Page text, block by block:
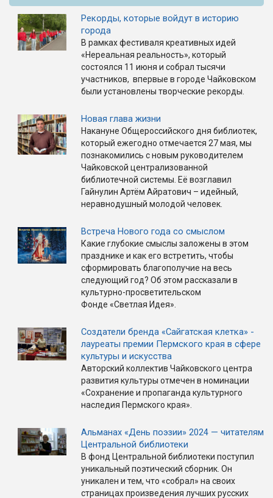
Рекорды, которые войдут в историю
города
В рамках фестиваля креативных идей
«Нереальная реальность», который
состоялся 11 июня и собрал тысячи
участников, впервые в городе Чайковском
были установлены творческие рекорды.
Новая глава жизни
Накануне Общероссийского дня библиотек,
который ежегодно отмечается 27 мая, мы
познакомились с новым руководителем
Чайковской централизованной
библиотечной системы. Её возглавил
Гайнулин Артём Айратович – идейный,
неравнодушный молодой человек.
Встреча Нового года со смыслом
Какие глубокие смыслы заложены в этом
празднике и как его встретить, чтобы
сформировать благополучие на весь
следующий год? Об этом рассказали в
культурно-просветительском
Фонде «Светлая Идея».
Создатели бренда «Сайгатская клетка» -
лауреаты премии Пермского края в сфере
культуры и искусства
Авторский коллектив Чайковского центра
развития культуры отмечен в номинации
«Сохранение и пропаганда культурного
наследия Пермского края».
Альманах «День поэзии» 2024 — читателям
Центральной библиотеки
В фонд Центральной библиотеки поступил
уникальный поэтический сборник. Он
уникален и тем, что «собрал» на своих
страницах произведения лучших русских